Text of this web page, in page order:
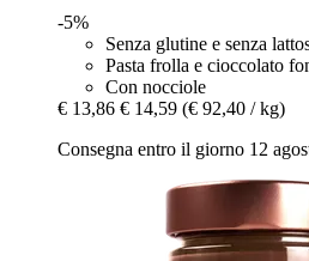
-5%
Senza glutine e senza
Pasta frolla e cioccolato
Con nocciole
€ 13,86 € 14,59 (€ 92,40 / kg)
Consegna entro il giorno 12